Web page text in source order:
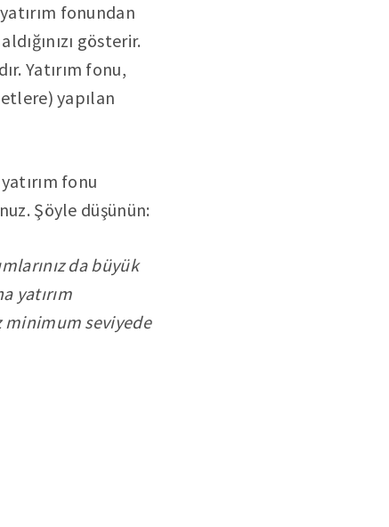
fonundan
gösterir.
Yatırım fonu,
yapılan
fonu
Şöyle düşünün:
da büyük
yatırım
minimum seviyede